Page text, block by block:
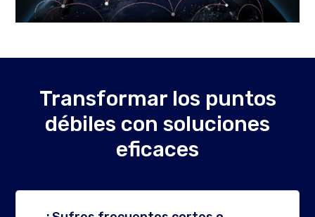
Transformar los puntos
débiles con soluciones
eficaces